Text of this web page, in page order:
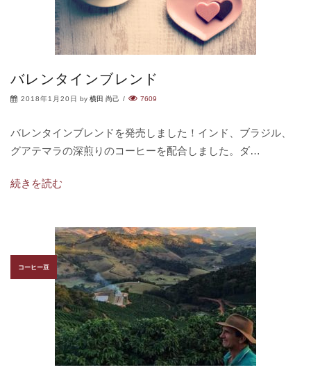
バレンタインブレンド
2018年1月20日 by 横田 尚己 / 7609
バレンタインブレンドを発売しました！インド、ブラジル、
グアテマラの深煎りのコーヒーを配合しました。ダ…
続きを読む
コーヒー豆